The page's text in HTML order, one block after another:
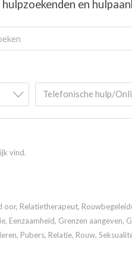
en
Telefonische hulp/
vind.
oor, Relatietherapeut,
Eenzaamheid, Grenzen aangeven,
Pubers, Relatie, Rouw,